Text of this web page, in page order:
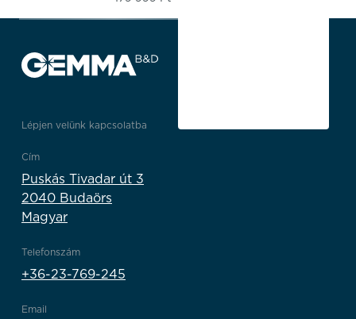
Lépjen velünk kapcsolatba
Cím
Puskás Tivadar út 3
2040 Budaörs
Magyar
Telefonszám
+36-23-769-245
Email